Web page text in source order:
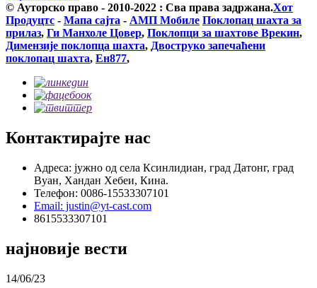
© Ауторско право - 2010-2022 : Сва права задржана.Хот
Продуцтс - Мапа сајта - АМП Мобиле Поклопац шахта за
прилаз, Ги Манхоле Цовер, Поклопци за шахтове Врекин,
Димензије поклопца шахта, Двоструко запечаћени
поклопац шахта, Ен877,
Контактирајте нас
Адреса: јужно од села Ксинлидиан, град Датонг, град
Вуан, Хандан Хебеи, Кина.
Телефон: 0086-15533307101
Email: justin@yt-cast.com
8615533307101
најновије вести
14/06/23